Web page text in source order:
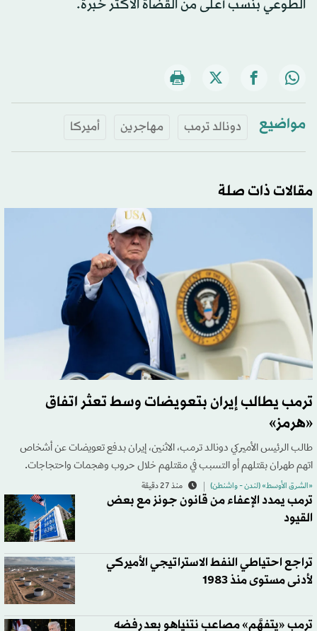
الطوعي بنسب أعلى من القضاة الأكثر خبرة.
مواضيع دونالد ترمب مهاجرين أميركا
مقالات ذات صلة
ترمب يطالب إيران بتعويضات وسط تعثر اتفاق
«هرمز»
طالب الرئيس الأميركي دونالد ترمب، الاثنين، إيران بدفع تعويضات عن أشخاص
اتهم طهران بقتلهم أو التسبب في مقتلهم خلال حروب وهجمات واحتجاجات.
«الشرق الأوسط» (لندن - واشنطن) منذ 27 دقيقة
ترمب يمدد الإعفاء من قانون جونز مع بعض
القيود
تراجع احتياطي النفط الاستراتيجي الأميركي
لأدنى مستوى منذ 1983
ترمب «يتفهَّم» مصاعب نتنياهو بعد رفضه